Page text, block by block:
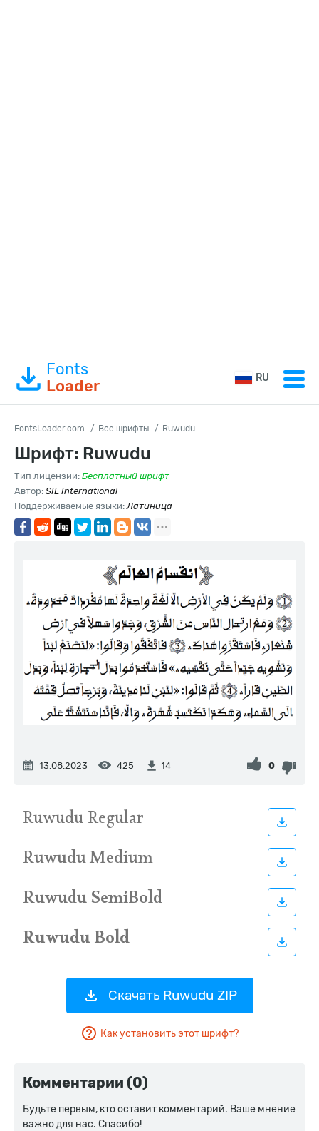
Fonts
Loader
RU
FontsLoader.com Все шрифты Ruwudu
Шрифт: Ruwudu
Тип лицензии: Бесплатный шрифт
Автор: SIL International
Поддерживаемые языки:Латиница
13.08.2023 425 14 0
Скачать Ruwudu ZIP
Как установить этот шрифт?
Комментарии (0)
Будьте первым, кто оставит комментарий. Ваше мнение
важно для нас. Спасибо!